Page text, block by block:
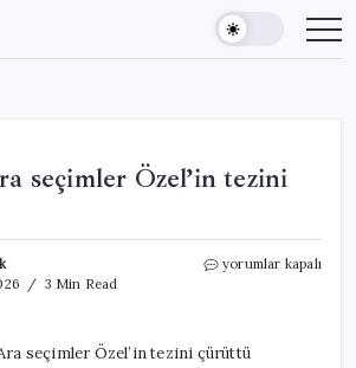
seçimler Özel’in tezini
3 Min Read
AK
Özel’in
tezini
yorumlar kapalı